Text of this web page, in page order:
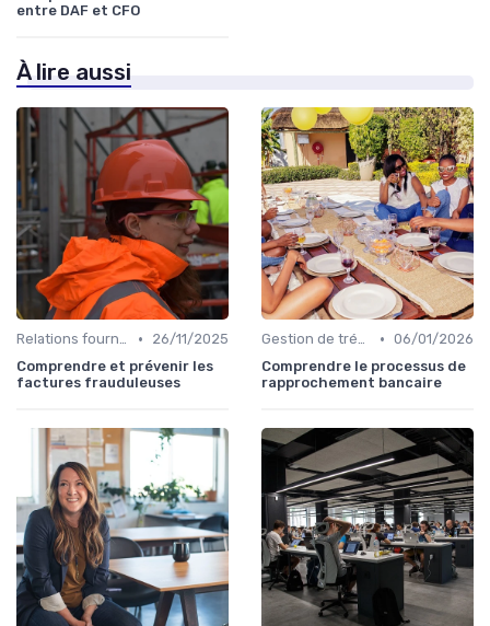
entre DAF et CFO
À lire aussi
Relations fournisseurs •
26/11/2025
Comprendre et prévenir les
factures frauduleuses
Gestion de trésorerie • 06/01/2026
Comprendre le processus de
rapprochement bancaire